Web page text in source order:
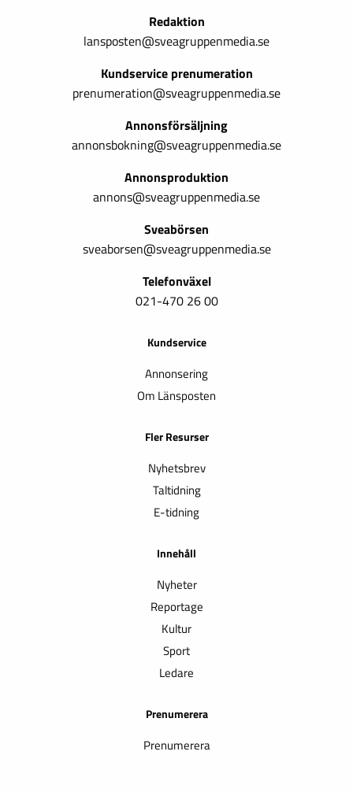
Redaktion
lansposten@sveagruppenmedia.se
Kundservice prenumeration
prenumeration@sveagruppenmedia.se
Annonsförsäljning
annonsbokning@sveagruppenmedia.se
Annonsproduktion
annons@sveagruppenmedia.se
Sveabörsen
sveaborsen@sveagruppenmedia.se
Telefonväxel
021-470 26 00
Kundservice
Annonsering
Om Länsposten
Fler Resurser
Nyhetsbrev
Taltidning
E-tidning
Innehåll
Nyheter
Reportage
Kultur
Sport
Ledare
Prenumerera
Prenumerera